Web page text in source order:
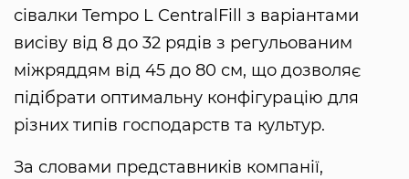
сівалки Tempo L CentralFill з варіантами
висіву від 8 до 32 рядів з регульованим
міжряддям від 45 до 80 см, що дозволяє
підібрати оптимальну конфігурацію для
різних типів господарств та культур.
За словами представників компанії,